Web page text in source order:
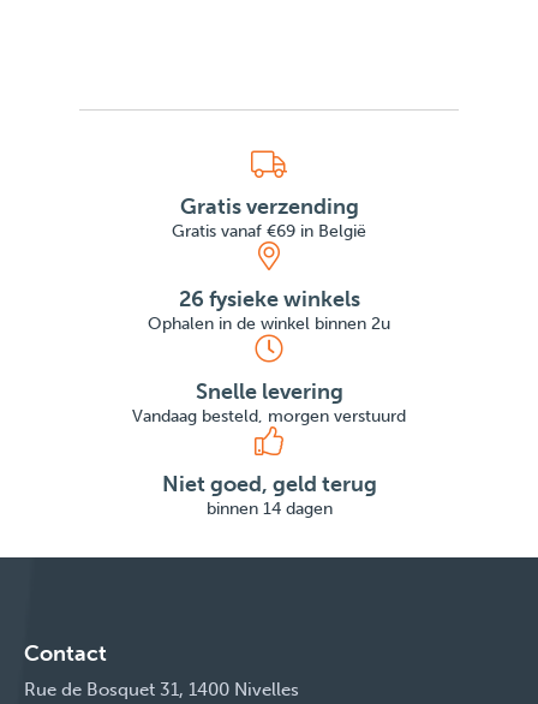
Gratis verzending
Gratis vanaf €69 in België
26 fysieke winkels
Ophalen in de winkel binnen 2u
Snelle levering
Vandaag besteld, morgen verstuurd
Niet goed, geld terug
binnen 14 dagen
Contact
Rue de Bosquet 31, 1400 Nivelles